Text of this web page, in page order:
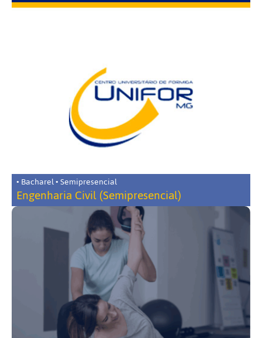
• Bacharel • Semipresencial
Engenharia Civil (Semipresencial)